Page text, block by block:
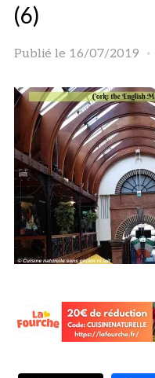
(6)
Publié le 16/07/2019